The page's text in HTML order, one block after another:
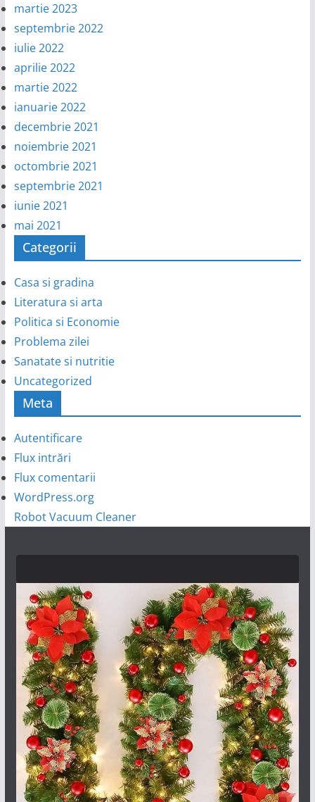
martie 2023
septembrie 2022
iulie 2022
aprilie 2022
martie 2022
ianuarie 2022
decembrie 2021
noiembrie 2021
octombrie 2021
septembrie 2021
iunie 2021
mai 2021
Categorii
Casa si gradina
Literatura si arta
Politica si Economie
Problema zilei
Sanatate si nutritie
Uncategorized
Meta
Autentificare
Flux intrări
Flux comentarii
WordPress.org
Robot Vacuum Cleaner